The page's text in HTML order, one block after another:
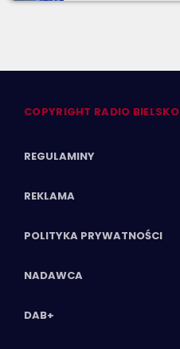
COPYRIGHT RADIO BIELSKO
REGULAMINY
REKLAMA
POLITYKA PRYWATNOŚCI
NADAWCA
DAB+